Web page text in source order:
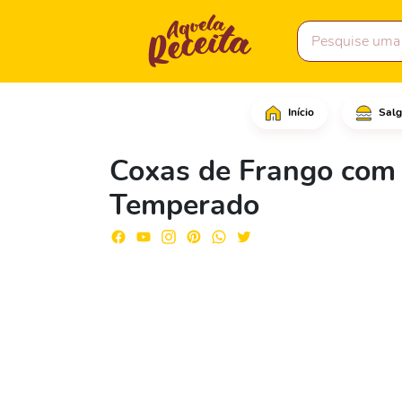
Início
Coxas de Frango
Temperado
Em uma tigela